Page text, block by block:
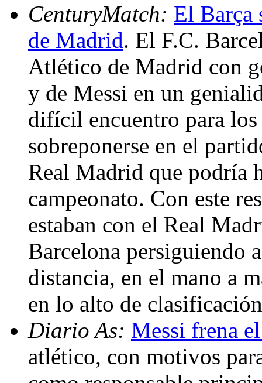
CenturyMatch: El Barça
de Madrid. El F.C.
Atlético de Madrid con
y de Messi en un
difícil encuentro para
sobreponerse en el
Real Madrid que podría
campeonato. Con este
estaban con el Real
Barcelona persiguiendo
distancia, en el mano a
en lo alto de
Diario As: Messi frena
atlético, con motivos